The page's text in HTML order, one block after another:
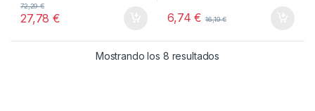
t
f
27,78€
72,29€
f6,74€ 16,19€
Mostrando los 8 resultados